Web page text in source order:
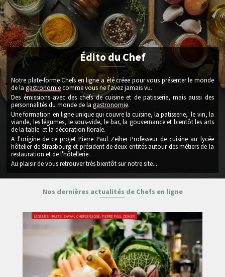
Édito du Chef
Notre plate-forme Chefs en ligne a été créee pour vous présenter le monde
de lagastronomiecomme vous ne l'avez jamais vu.
Des émissions avec des chefs de cuisine et de patisserie, mais aussi des
personnalités du monde de lagastronomie.
Une formation en ligne unique qui couvre la cuisine, la patisserie, le vin, la
viande, les légumes, le sous-vide, le bar, la gouvernance et bientôt les arts
de la table et la décoration florale.
A l'origine de ce projet Pierre Paul Zeiher Professeur de cuisine au lycée
hôtelier de Strasbourg et président de deux entités autour des métiers de la
restauration et de l'hôtellerie.
Au plaisir de vous retrouver très bientôt sur notre site...
Nos dernières actualités de Chefs en ligne
LÉGUMES, FRUITS, SAPAM, CHEFSENLIGNE, PIERRE PAUL ZEIHER